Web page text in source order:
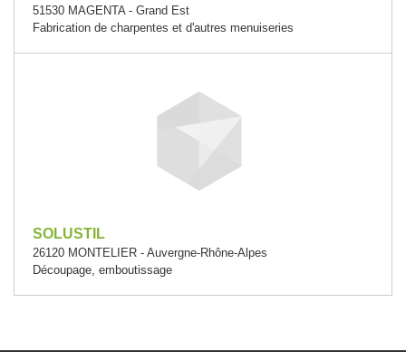
51530 MAGENTA - Grand Est
Fabrication de charpentes et d'autres menuiseries
SOLUSTIL
26120 MONTELIER - Auvergne-Rhône-Alpes
Découpage, emboutissage